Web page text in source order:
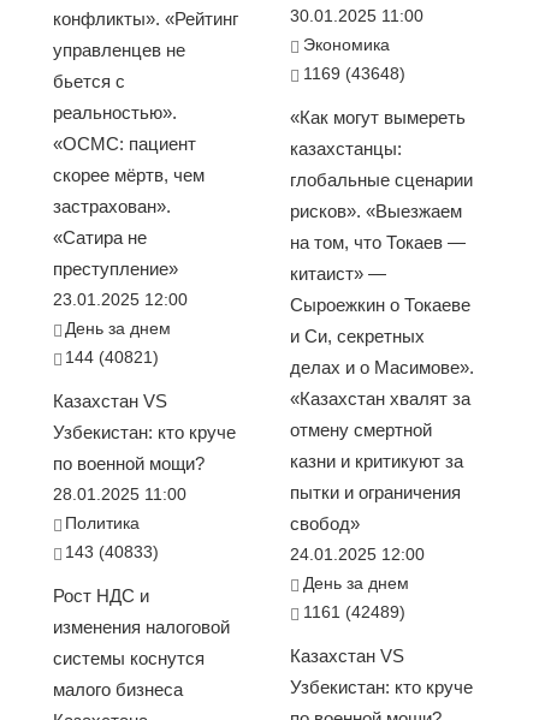
конфликты». «Рейтинг
управленцев не
бьется с
реальностью».
«ОСМС: пациент
скорее мёртв, чем
застрахован».
«Сатира не
преступление»
23.01.2025 12:00
День за днем
144 (40821)
Казахстан VS
Узбекистан: кто круче
по военной мощи?
28.01.2025 11:00
Политика
143 (40833)
Рост НДС и
изменения налоговой
системы коснутся
малого бизнеса
30.01.2025 11:00
Экономика
1169 (43648)
«Как могут вымереть
казахстанцы:
глобальные сценарии
рисков». «Выезжаем
на том, что Токаев —
китаист» —
Сыроежкин о Токаеве
и Си, секретных
делах и о Масимове».
«Казахстан хвалят за
отмену смертной
казни и критикуют за
пытки и ограничения
свобод»
24.01.2025 12:00
День за днем
1161 (42489)
Казахстан VS
Узбекистан: кто круче